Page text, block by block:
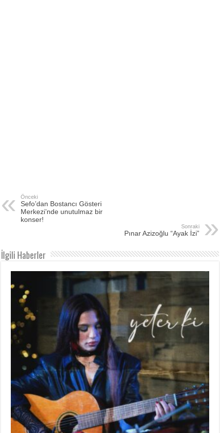
Önceki
Sefo’dan Bostancı Gösteri
Merkezi’nde unutulmaz bir
konser!
Sonraki
Pınar Azizoğlu “Ayak İzi”
İlgili Haberler